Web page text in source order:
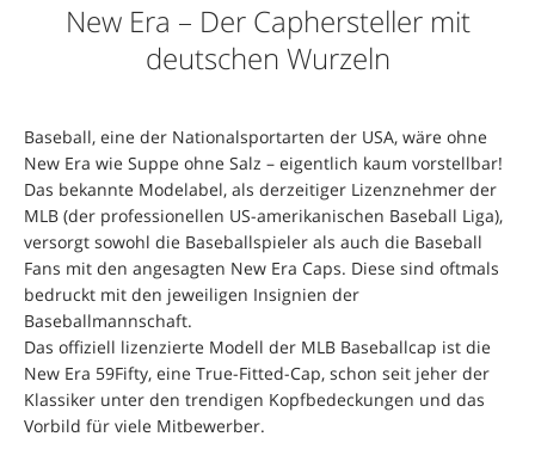
New Era – Der Caphersteller mit
deutschen Wurzeln
Baseball, eine der Nationalsportarten der USA, wäre ohne
New Era wie Suppe ohne Salz – eigentlich kaum vorstellbar!
Das bekannte Modelabel, als derzeitiger Lizenznehmer der
MLB (der professionellen US-amerikanischen Baseball Liga),
versorgt sowohl die Baseballspieler als auch die Baseball
Fans mit den angesagten New Era Caps. Diese sind oftmals
bedruckt mit den jeweiligen Insignien der
Baseballmannschaft.
Das offiziell lizenzierte Modell der MLB Baseballcap ist die
New Era 59Fifty, eine True-Fitted-Cap, schon seit jeher der
Klassiker unter den trendigen Kopfbedeckungen und das
Vorbild für viele Mitbewerber.